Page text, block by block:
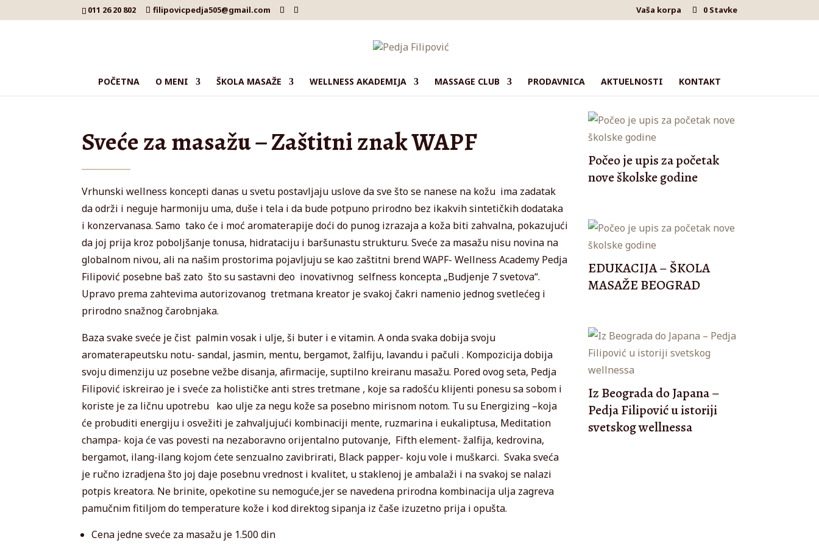
011 26 20 802 filipovicpedja505@gmail.com Vaša korpa 0 Stavke
POČETNA O MENI ŠKOLA MASAŽE WELLNESS AKADEMIJA MASSAGE CLUB PRODAVNICA AKTUELNOSTI KONTAKT
Sveće za masažu – Zaštitni znak WAPF
Vrhunski wellness koncepti danas u svetu postavljaju uslove da sve što se nanese na kožu ima zadatak
da održi i neguje harmoniju uma, duše i tela i da bude potpuno prirodno bez ikakvih sintetičkih dodataka
i konzervanasa. Samo tako će i moć aromaterapije doći do punog izrazaja a koža biti zahvalna, pokazujući
da joj prija kroz poboljšanje tonusa, hidrataciju i baršunastu strukturu. Sveće za masažu nisu novina na
globalnom nivou, ali na našim prostorima pojavljuju se kao zaštitni brend WAPF- Wellness Academy Pedja
Filipović posebne baš zato što su sastavni deo inovativnog selfness koncepta „Budjenje 7 svetova“.
Upravo prema zahtevima autorizovanog tretmana kreator je svakoj čakri namenio jednog svetlećeg i
prirodno snažnog čarobnjaka.
Baza svake sveće je čist palmin vosak i ulje, ši buter i e vitamin. A onda svaka dobija svoju
aromaterapeutsku notu- sandal, jasmin, mentu, bergamot, žalfiju, lavandu i pačuli . Kompozicija dobija
svoju dimenziju uz posebne vežbe disanja, afirmacije, suptilno kreiranu masažu. Pored ovog seta, Pedja
Filipović iskreirao je i sveće za holističke anti stres tretmane , koje sa radošću klijenti ponesu sa sobom i
koriste je za ličnu upotrebu kao ulje za negu kože sa posebno mirisnom notom. Tu su Energizing –koja
će probuditi energiju i osvežiti je zahvaljujući kombinaciji mente, ruzmarina i eukaliptusa, Meditation
champa- koja će vas povesti na nezaboravno orijentalno putovanje, Fifth element- žalfija, kedrovina,
bergamot, ilang-ilang kojom ćete senzualno zavibrirati, Black papper- koju vole i muškarci. Svaka sveća
je ručno izradjena što joj daje posebnu vrednost i kvalitet, u staklenoj je ambalaži i na svakoj se nalazi
potpis kreatora. Ne brinite, opekotine su nemoguće,jer se navedena prirodna kombinacija ulja zagreva
pamučnim fitiljom do temperature kože i kod direktog sipanja iz čaše izuzetno prija i opušta.
Cena jedne sveće za masažu je 1.500 din
Počeo je upis za početak
nove školske godine
EDUKACIJA – ŠKOLA
MASAŽE BEOGRAD
Iz Beograda do Japana –
Pedja Filipović u istoriji
svetskog wellnessa